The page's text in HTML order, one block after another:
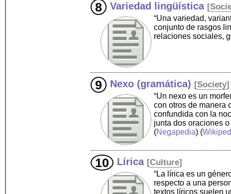
Variedad lingüística [
“Una variedad,
conjunto de rasgos
relaciones sociales,
Nexo (gramática) [Society]
“Un nexo es un
con otros de manera
confundida con la
junta dos oraciones
(Negapedia) (
Lírica [Culture]
“La lírica es un
respecto a una
textos líricos suelen